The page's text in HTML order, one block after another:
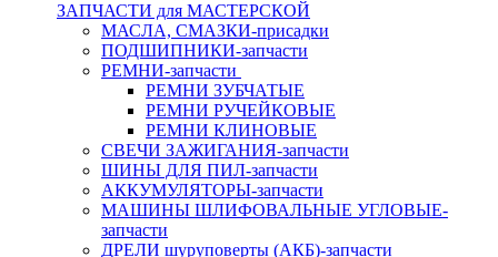
ЗАПЧАСТИ для МАСТЕРСКОЙ
МАСЛА, СМАЗКИ-присадки
ПОДШИПНИКИ-запчасти
РЕМНИ-запчасти
РЕМНИ ЗУБЧАТЫЕ
РЕМНИ РУЧЕЙКОВЫЕ
РЕМНИ КЛИНОВЫЕ
СВЕЧИ ЗАЖИГАНИЯ-запчасти
ШИНЫ ДЛЯ ПИЛ-запчасти
АККУМУЛЯТОРЫ-запчасти
МАШИНЫ ШЛИФОВАЛЬНЫЕ УГЛОВЫЕ-
запчасти
ДРЕЛИ шуруповерты (АКБ)-запчасти